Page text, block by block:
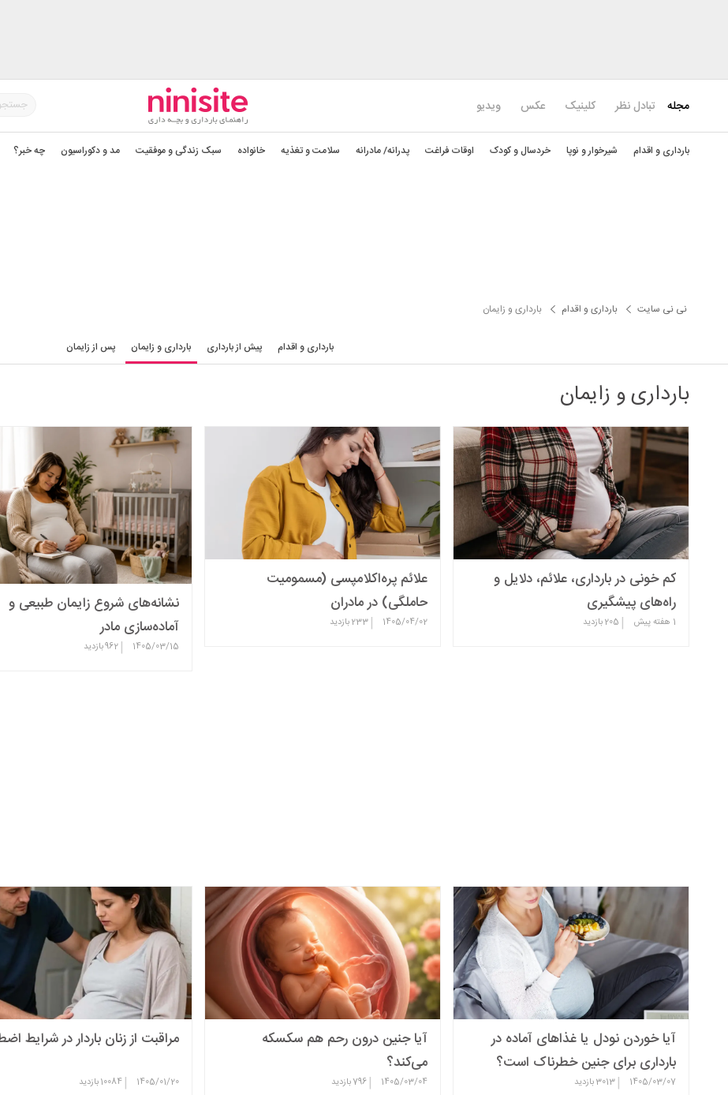
مجله تبادل نظر کلینیک عکس ویدیو
بارداری و اقدام شیرخوار و نوپا خردسال و کودک اوقات فراغت پدرانه/ مادرانه سلامت و تغذیه خانواده سبک زندگی و موفقیت مد و دکوراسیون چه خبر؟
نی نی سایت بارداری و اقدام بارداری و زایمان
بارداری و اقدام پیش از بارداری بارداری و زایمان پس از زایمان
بارداری و زایمان
کم خونی در بارداری، علائم، دلایل و
راه‌های پیشگیری
1 هفته پیش |
205بازدید
علائم پره‌اکلامپسی (مسمومیت
حاملگی) در مادران
1405/04/02
|
233بازدید
نشانه‌های شروع زایمان طبیعی و
آماده‌سازی مادر
1405/03/15
|
962بازدید
آیا خوردن نودل یا غذاهای آماده در
بارداری برای جنین خطرناک است؟
1405/03/07
|
3013بازدید
آیا جنین درون رحم هم سکسکه
می‌کند؟
1405/03/04
|
796بازدید
مراقبت از زنان باردار در شرایط
1405/01/20
|
10084بازدید